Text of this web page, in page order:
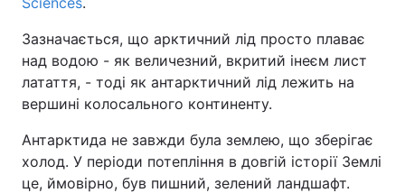
Спорт Наука
Техно і зв'язок Лайт
Зброя Інциденти
Здоров'я
Зазначається, що арктичний лід просто плаває
над водою - як величезний, вкритий інеєм лист
латаття, - тоді як антарктичний лід лежить на
вершині колосального континенту.
Антарктида не завжди була землею, що зберігає
холод. У періоди потепління в довгій історії Землі
це, ймовірно, був пишний, зелений ландшафт.